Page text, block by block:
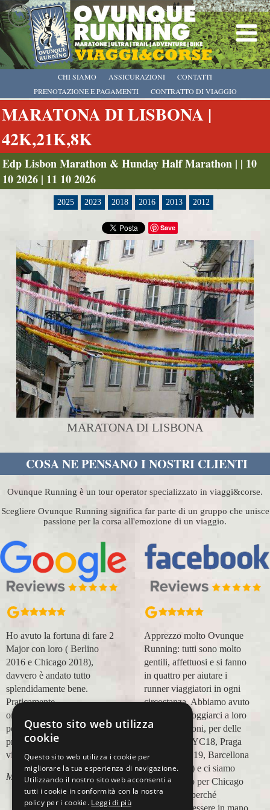
CHI SIAMO
PRENOTAZIONE E PAGAMENTI
CONTRATTO DI VIAGGIO
ASSICURAZIONI CONTATTI
MARATONA DI LISBONA |
42K,21K,8K
Edp Lisbon Marathon & Hunday Half Marathon | | 10
10 2026 | 11 10 2026
2025 2023 2018 2016 2013 2012
Save
MARATONA DI LISBONA
COSA NE PENSANO I NOSTRI CLIENTI
Ovunque Running è un tour operator specializzato in viaggi&corse.
Scegliere Ovunque Running significa far parte di un gruppo che unisce
passione per la corsa all'emozione di un viaggio.
Ho avuto la fortuna di fare 2
Major con loro ( Berlino
2016 e Chicago 2018),
davvero è andato tutto
splendidamente bene.
Praticamente
organizzazione
perfetta,dalla
prenotazione,mesi prima,al
viaggio.
Marco Ceseri
Apprezzo molto Ovunque
Running: tutti sono molto
gentili, affettuosi e si fanno
in quattro per aiutare i
runner viaggiatori in ogni
circostanza. Abbiamo avuto
modo di appoggiarci a loro
in più occasioni, per delle
maratone (NYC18, Praga
19, Valencia 19, Barcellona
21, NYC 22) e ci siamo
affidati a loro per Chicago
23 (ottobre) perché
sappiamo di essere in mano
Questo sito web utilizza
cookie
Questo sito web utilizza i cookie per
migliorare la tua esperienza di navigazione.
Utilizzando il nostro sito web acconsenti a
tutti i cookie in conformità con la nostra
policy per i cookie. Leggi di più